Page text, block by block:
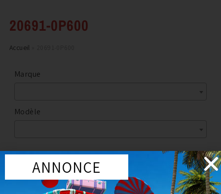
20691-0P600
Accueil
Marque
Modèle
Marque
NISSAN
ANNONCE